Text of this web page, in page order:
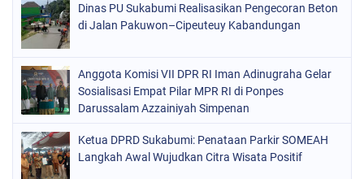
Dinas PU Sukabumi Realisasikan Pengecoran Beton
di Jalan Pakuwon–Cipeuteuy Kabandungan
Anggota Komisi VII DPR RI Iman Adinugraha Gelar
Sosialisasi Empat Pilar MPR RI di Ponpes
Darussalam Azzainiyah Simpenan
Ketua DPRD Sukabumi: Penataan Parkir SOMEAH
Langkah Awal Wujudkan Citra Wisata Positif